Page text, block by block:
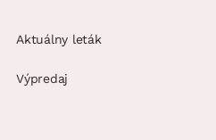
Aktuálny leták
Výpredaj